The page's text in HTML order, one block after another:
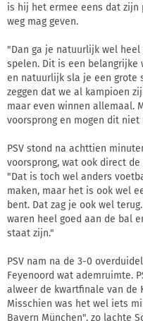
is hij het ermee eens dat zijn
weg mag geven.
"Dan ga je natuurlijk wel
spelen. Dit is een
en natuurlijk sla je een grote
zeggen dat we al kampioen
maar even winnen allemaal.
voorsprong en mogen dit niet
PSV stond na achttien
voorsprong, wat ook direct
"Dat is toch wel anders
maken, maar het is ook wel
bent. Dat zag je ook wel
waren heel goed aan de bal
staat zijn."
PSV nam na de 3-0
Feyenoord wat ademruimte.
alweer de kwartfinale van de
Misschien was het wel iets
Bayern München", zo lachte